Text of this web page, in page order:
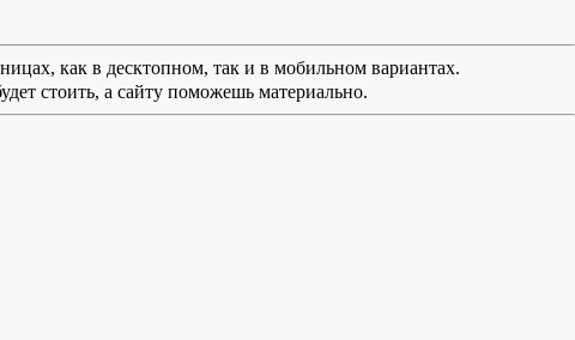
как в десктопном, так и в мобильном вариантах.
стоить, а сайту поможешь материально.